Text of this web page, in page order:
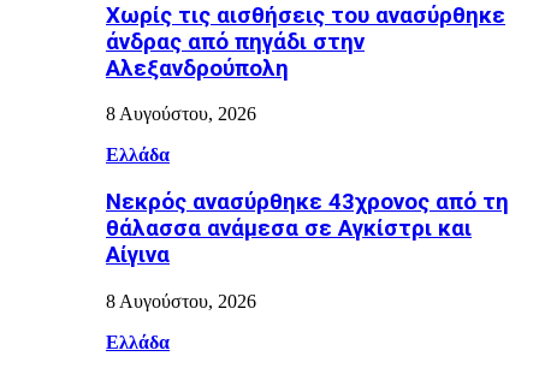
Χωρίς τις αισθήσεις του ανασύρθηκε
άνδρας από πηγάδι στην
Αλεξανδρούπολη
8 Αυγούστου, 2026
Ελλάδα
Νεκρός ανασύρθηκε 43χρονος από τη
θάλασσα ανάμεσα σε Αγκίστρι και
Αίγινα
8 Αυγούστου, 2026
Ελλάδα